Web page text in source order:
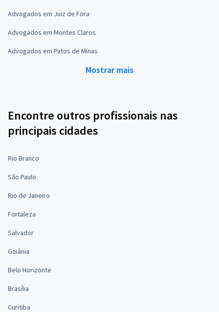
Advogados em Juiz de Fora
Advogados em Montes Claros
Advogados em Patos de Minas
Mostrar mais
Encontre outros profissionais nas
principais cidades
Rio Branco
São Paulo
Rio de Janeiro
Fortaleza
Salvador
Goiânia
Belo Horizonte
Brasília
Curitiba